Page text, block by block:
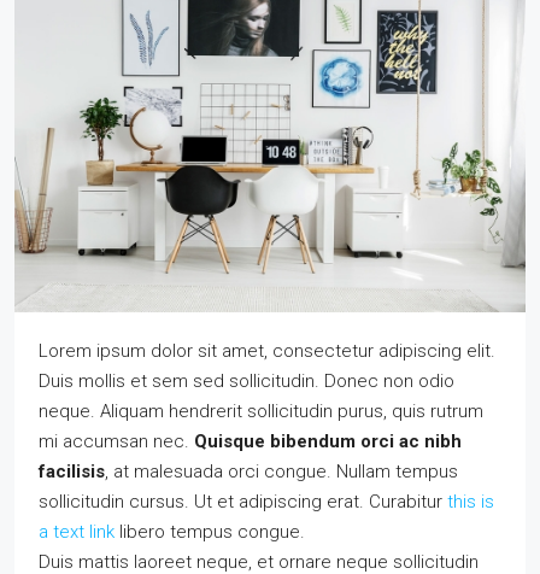
Lorem ipsum dolor sit amet, consectetur adipiscing elit.
Duis mollis et sem sed sollicitudin. Donec non odio
neque. Aliquam hendrerit sollicitudin purus, quis rutrum
mi accumsan nec. Quisque bibendum orci ac nibh
facilisis, at malesuada orci congue. Nullam tempus
sollicitudin cursus. Ut et adipiscing erat. Curabitur this is
a text link libero tempus congue.
Duis mattis laoreet neque, et ornare neque sollicitudin